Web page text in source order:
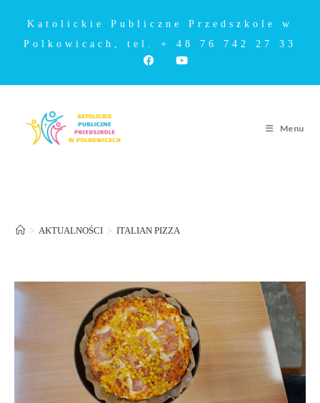
Katolickie Publiczne Przedszkole w
Polkowicach, tel. + 48 76 742 27 33
Menu
> AKTUALNOŚCI > ITALIAN PIZZA